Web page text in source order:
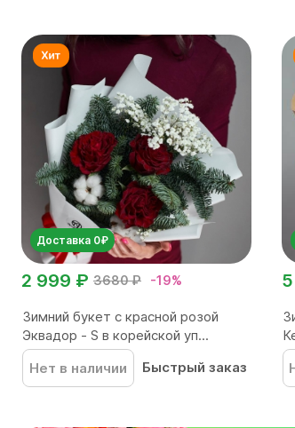
Доставка 0₽
3680 ₽ -19%
2 999 ₽
Зимний букет с красной розой
Эквадор - S в корейской уп...
Нет в наличии
Быстрый заказ